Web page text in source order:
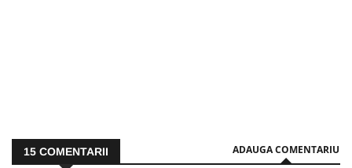
15 COMENTARII ADAUGA COMENTARIU